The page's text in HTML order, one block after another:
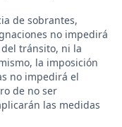
de sobrantes,
no impedirá
tránsito, ni la
la imposición
no impedirá el
de no ser
las medidas